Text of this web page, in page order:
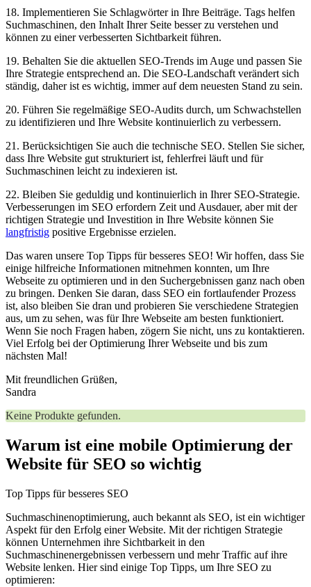
18. Implementieren Sie Schlagwörter ⁤in Ihre Beiträge. Tags helfen
⁢Suchmaschinen, den‌ Inhalt Ihrer Seite besser zu verstehen und
können⁢ zu einer verbesserten Sichtbarkeit führen.
19. Behalten‍ Sie die aktuellen SEO-Trends im⁤ Auge und passen Sie
Ihre Strategie ‍entsprechend ⁣an. Die SEO-Landschaft verändert sich
ständig, daher ist es wichtig, immer auf dem neuesten Stand zu sein.
20. Führen Sie regelmäßige SEO-Audits ⁣durch, um Schwachstellen
⁢zu identifizieren und ⁢Ihre Website ⁤kontinuierlich zu ​verbessern.
21. Berücksichtigen Sie auch ‌die ‌technische SEO. Stellen Sie sicher,
dass Ihre Website gut strukturiert ist, ‍fehlerfrei ‍läuft und für
Suchmaschinen leicht zu⁣ indexieren ist.
22. Bleiben Sie geduldig und kontinuierlich​ in Ihrer‍ SEO-Strategie.
Verbesserungen‌ im SEO erfordern Zeit und Ausdauer, aber⁣ mit der
richtigen Strategie und Investition in Ihre Website ⁢können ‍Sie
langfristig ⁣ positive Ergebnisse ⁤erzielen.
Das waren unsere Top Tipps für besseres SEO! Wir ‍hoffen, dass Sie
einige hilfreiche Informationen mitnehmen ⁤konnten, ⁤um Ihre
Webseite⁣ zu ⁢optimieren‍ und in den Suchergebnissen ganz nach oben‍
zu bringen. Denken Sie ‍daran, dass SEO⁢ ein ⁢fortlaufender Prozess‍
ist, also bleiben Sie dran und probieren Sie verschiedene Strategien
aus, um zu sehen, was für Ihre Webseite am⁣ besten funktioniert.
Wenn Sie ⁤noch ‌Fragen haben, zögern Sie nicht,⁤ uns zu kontaktieren.
Viel Erfolg bei der Optimierung Ihrer Webseite und bis ​zum
⁢nächsten⁣ Mal!
Mit ​freundlichen Grüßen,
Sandra
Keine Produkte gefunden.
⁤Warum ist eine ​mobile Optimierung⁣ der
Website für SEO so wichtig
Top Tipps für besseres SEO
Suchmaschinenoptimierung,‍ auch bekannt als‍ SEO, ‍ist ein wichtiger
Aspekt für den Erfolg⁣ einer Website.‍ Mit ⁤der richtigen Strategie‌
können Unternehmen ihre Sichtbarkeit in den
Suchmaschinenergebnissen verbessern ​und mehr Traffic⁢ auf ihre
Website lenken.‌ Hier sind einige ⁤Top Tipps, um Ihre SEO zu
optimieren: